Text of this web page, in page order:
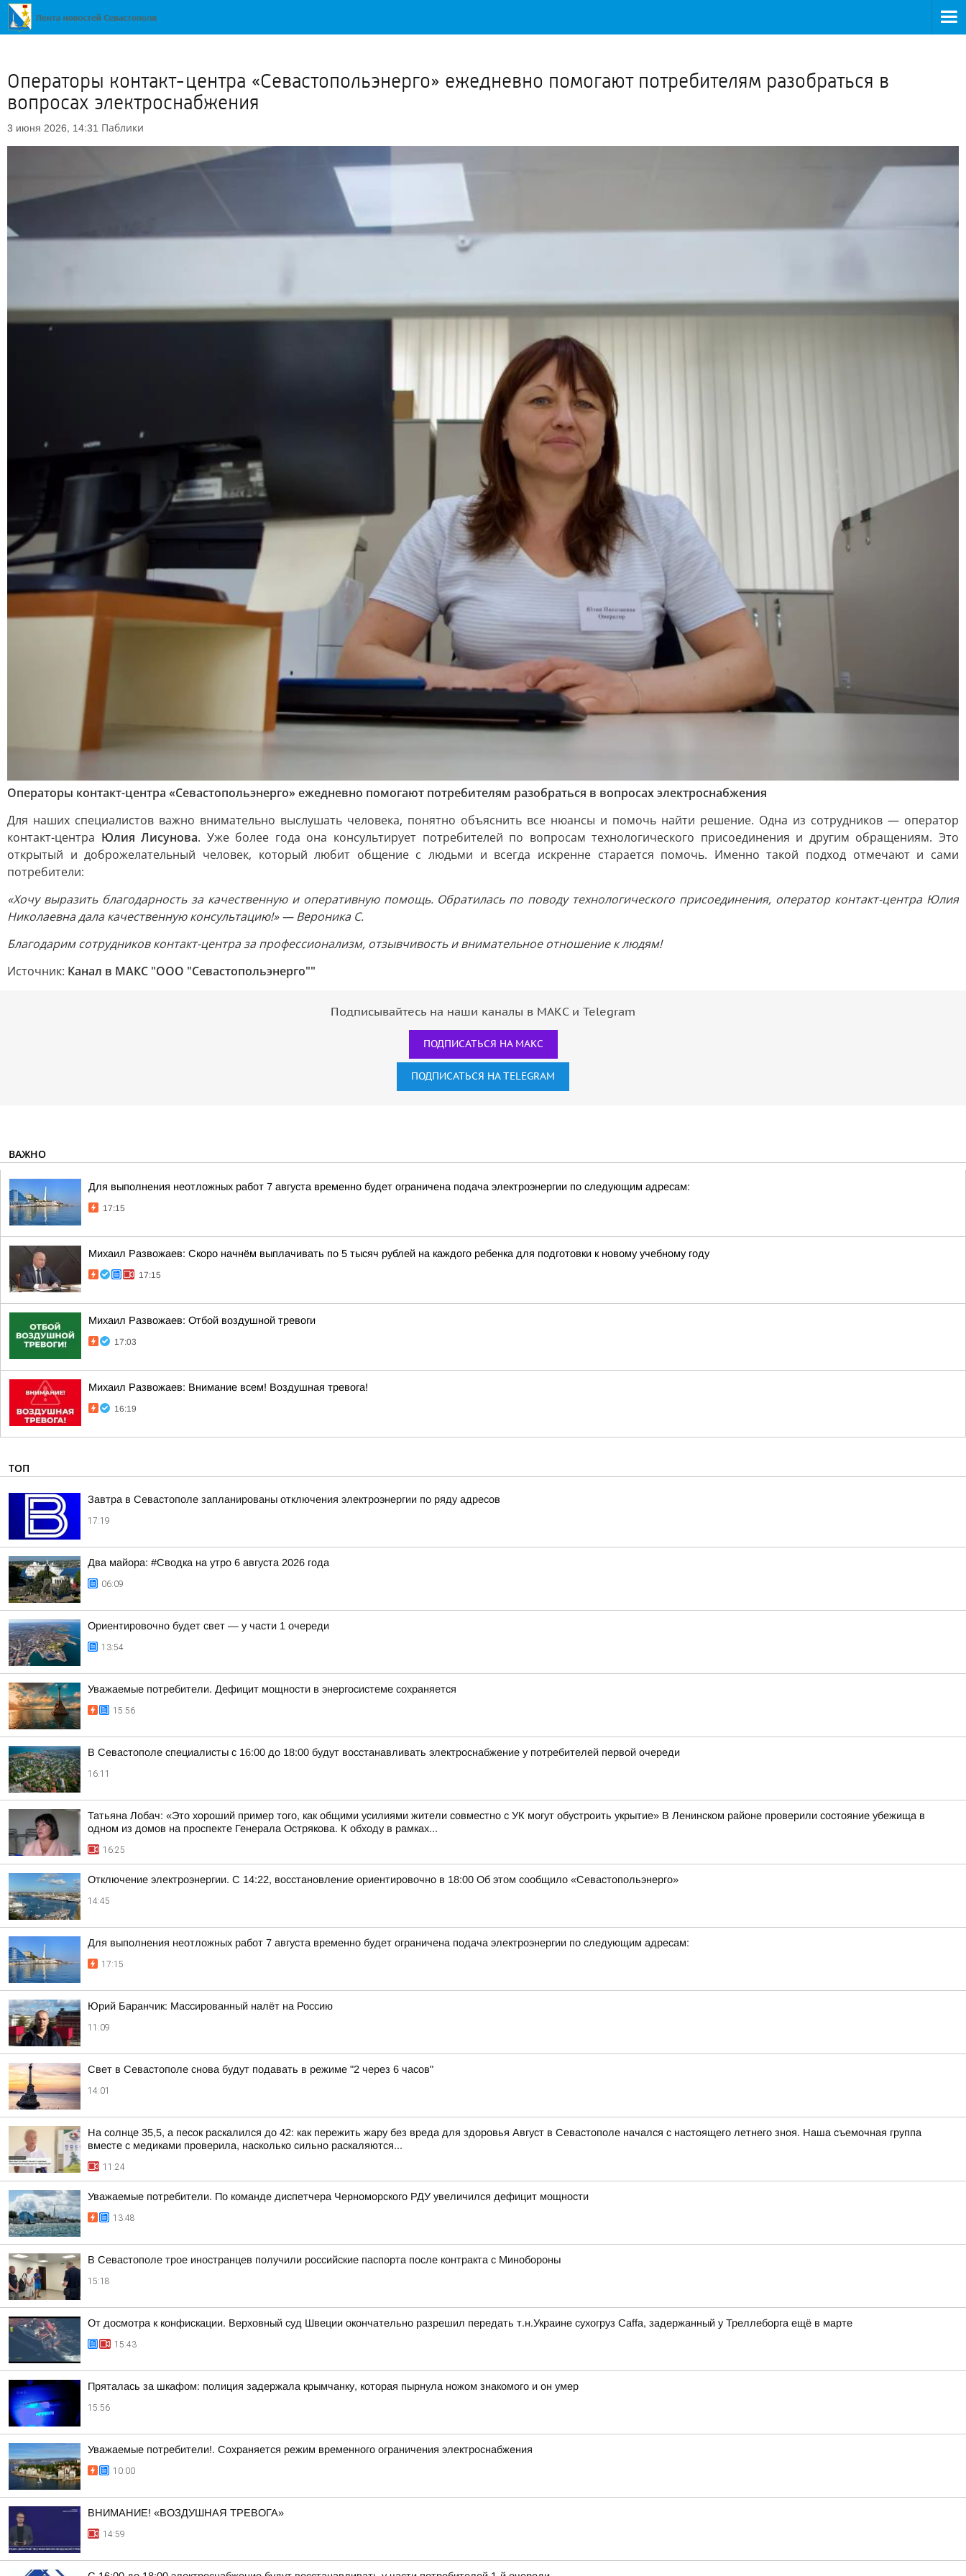
Операторы контакт-центра «Севастопольэнерго» ежедневно помогают потребителям разобраться в
вопросах электроснабжения
3 июня 2026, 14:31 Паблики
Операторы контакт-центра «Севастопольэнерго» ежедневно помогают потребителям разобраться в вопросах электроснабжения
Для наших специалистов важно внимательно выслушать человека, понятно объяснить все нюансы и помочь найти решение. Одна из сотрудников — оператор
контакт-центра Юлия Лисунова. Уже более года она консультирует потребителей по вопросам технологического присоединения и другим обращениям. Это
открытый и доброжелательный человек, который любит общение с людьми и всегда искренне старается помочь. Именно такой подход отмечают и сами
потребители:
«Хочу выразить благодарность за качественную и оперативную помощь. Обратилась по поводу технологического присоединения, оператор контакт-центра Юлия
Николаевна дала качественную консультацию!» — Вероника С.
Благодарим сотрудников контакт-центра за профессионализм, отзывчивость и внимательное отношение к людям!
Источник: Канал в МАКС "ООО "Севастопольэнерго""
Подписывайтесь на наши каналы в МАКС и Telegram
ПОДПИСАТЬСЯ НА МАКС
ПОДПИСАТЬСЯ НА TELEGRAM
ВАЖНО
Для выполнения неотложных работ 7 августа временно будет ограничена подача электроэнергии по следующим адресам:
17:15
Михаил Развожаев: Скоро начнём выплачивать по 5 тысяч рублей на каждого ребенка для подготовки к новому учебному году
17:15
Михаил Развожаев: Отбой воздушной тревоги
17:03
Михаил Развожаев: Внимание всем! Воздушная тревога!
16:19
ТОП
Завтра в Севастополе запланированы отключения электроэнергии по ряду адресов
17:19
Два майора: #Сводка на утро 6 августа 2026 года
06:09
Ориентировочно будет свет — у части 1 очереди
13:54
Уважаемые потребители. Дефицит мощности в энергосистеме сохраняется
15:56
В Севастополе специалисты с 16:00 до 18:00 будут восстанавливать электроснабжение у потребителей первой очереди
16:11
Татьяна Лобач: «Это хороший пример того, как общими усилиями жители совместно с УК могут обустроить укрытие» В Ленинском районе проверили состояние убежища в
одном из домов на проспекте Генерала Острякова. К обходу в рамках...
16:25
Отключение электроэнергии. С 14:22, восстановление ориентировочно в 18:00 Об этом сообщило «Севастопольэнерго»
14:45
Для выполнения неотложных работ 7 августа временно будет ограничена подача электроэнергии по следующим адресам:
17:15
Юрий Баранчик: Массированный налёт на Россию
11:09
Свет в Севастополе снова будут подавать в режиме "2 через 6 часов"
14:01
На солнце 35,5, а песок раскалился до 42: как пережить жару без вреда для здоровья Август в Севастополе начался с настоящего летнего зноя. Наша съемочная группа
вместе с медиками проверила, насколько сильно раскаляются...
11:24
Уважаемые потребители. По команде диспетчера Черноморского РДУ увеличился дефицит мощности
13:48
В Севастополе трое иностранцев получили российские паспорта после контракта с Минобороны
15:18
От досмотра к конфискации. Верховный суд Швеции окончательно разрешил передать т.н.Украине сухогруз Caffa, задержанный у Треллеборга ещё в марте
15:43
Пряталась за шкафом: полиция задержала крымчанку, которая пырнула ножом знакомого и он умер
15:56
Уважаемые потребители!. Сохраняется режим временного ограничения электроснабжения
10:00
ВНИМАНИЕ! «ВОЗДУШНАЯ ТРЕВОГА»
14:59